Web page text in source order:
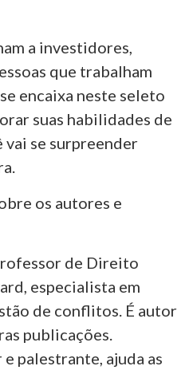
a investidores,
que trabalham
encaixa neste seleto
suas habilidades de
vai se surpreender
os autores e
de Direito
especialista em
de conflitos. É autor
publicações.
palestrante, ajuda as